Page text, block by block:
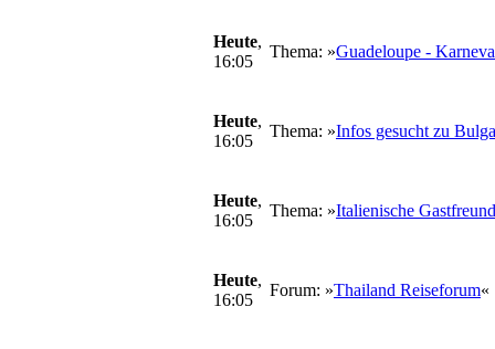
Heute,
16:05
Thema: »Guadeloupe -
Heute,
16:05
Thema: »Infos gesucht zu
Heute,
16:05
Thema: »Italienische
Heute,
16:05
Forum: »Thailand Reiseforum«